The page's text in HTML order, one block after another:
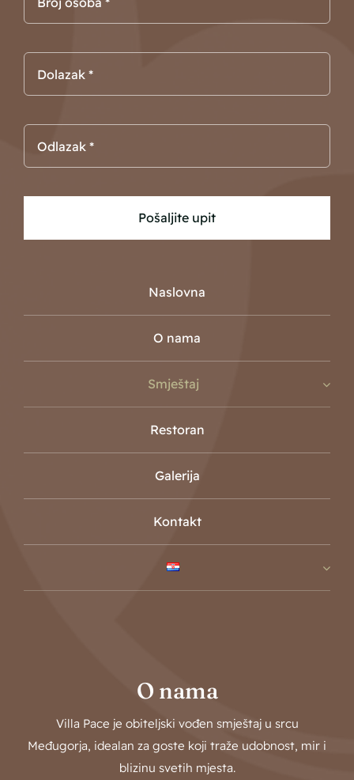
Pošaljite upit
Naslovna
O nama
Smještaj
Restoran
Galerija
Kontakt
O nama
Villa Pace je obiteljski vođen smještaj u srcu
Međugorja, idealan za goste koji traže udobnost, mir i
blizinu svetih mjesta.